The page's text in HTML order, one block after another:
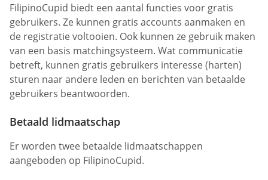
FilipinoCupid biedt een aantal functies voor gratis
gebruikers. Ze kunnen gratis accounts aanmaken en
de registratie voltooien. Ook kunnen ze gebruik maken
van een basis matchingsysteem. Wat communicatie
betreft, kunnen gratis gebruikers interesse (harten)
sturen naar andere leden en berichten van betaalde
gebruikers beantwoorden.
Betaald lidmaatschap
Er worden twee betaalde lidmaatschappen
aangeboden op FilipinoCupid.